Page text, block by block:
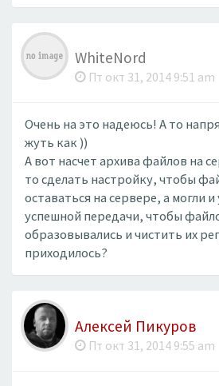
WhiteNord
Пт окт 31, 2014 9:51 am
Очень на это надеюсь! А то
жуть как ))
А вот насчет архива файлов на
то сделать настройку, чтобы
оставаться на сервере, а могли и
успешной передачи, чтобы
образовывались и чистить их
приходилось?
Алексей Пикуров
Пт окт 31, 2014 9:55 am